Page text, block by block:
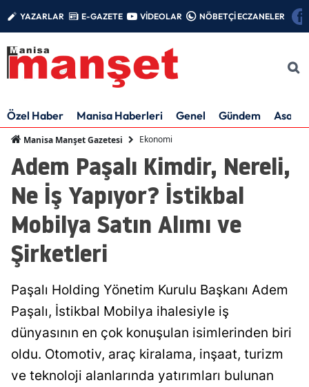
YAZARLAR E-GAZETE VİDEOLAR NÖBETÇİ ECZANELER
Özel Haber Manisa Haberleri Genel Gündem Asayiş
Manisa Manşet Gazetesi Ekonomi
Adem Paşalı Kimdir, Nereli,
Ne İş Yapıyor? İstikbal
Mobilya Satın Alımı ve
Şirketleri
Paşalı Holding Yönetim Kurulu Başkanı Adem
Paşalı, İstikbal Mobilya ihalesiyle iş
dünyasının en çok konuşulan isimlerinden biri
oldu. Otomotiv, araç kiralama, inşaat, turizm
ve teknoloji alanlarında yatırımları bulunan